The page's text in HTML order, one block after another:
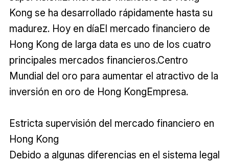
Kong se ha desarrollado rápidamente hasta su
madurez. Hoy en díaEl mercado financiero de
Hong Kong de larga data es uno de los cuatro
principales mercados financieros.Centro
Mundial del oro para aumentar el atractivo de la
inversión en oro de Hong KongEmpresa.
Estricta supervisión del mercado financiero en
Hong Kong
Debido a algunas diferencias en el sistema legal